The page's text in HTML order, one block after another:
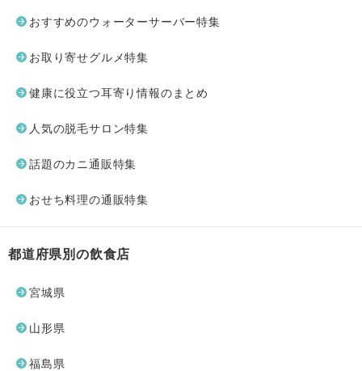
おすすめのウォーターサーバー特集
お取り寄せグルメ特集
健康に役立つ耳寄り情報のまとめ
人気の脱毛サロン特集
話題のカニ通販特集
おせち料理の通販特集
都道府県別の飲食店
宮城県
山形県
福島県